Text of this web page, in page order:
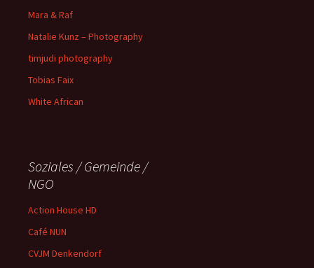
Mara & Raf
Natalie Kunz – Photography
timjudi photography
Tobias Faix
White African
Soziales / Gemeinde /
NGO
Action House HD
Café NUN
CVJM Denkendorf